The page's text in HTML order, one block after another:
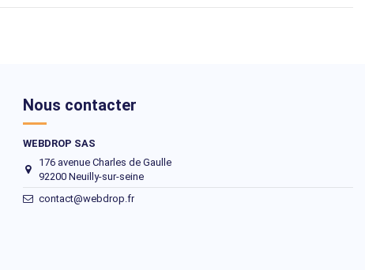
Nous contacter
WEBDROP SAS
176 avenue Charles de Gaulle
92200 Neuilly-sur-seine
contact@webdrop.fr